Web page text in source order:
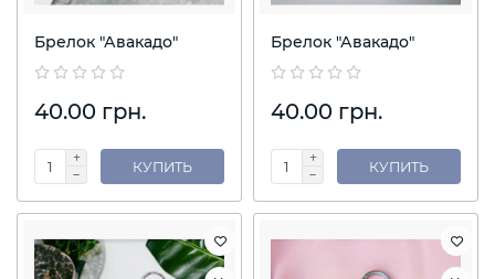
Брелок "Авакадо"
40.00 грн.
КУПИТЬ
Брелок "Авакадо"
40.00 грн.
КУПИТЬ